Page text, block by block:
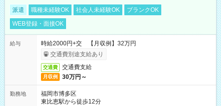
派遣 職種未経験OK 社会人未経験OK
ブランクOK
WEB登録・面接OK
給与
時給2000円+交 【月収例】32万円
交通費別途支給あり
交通費 交通費支給
月収例 30万円～
勤務地
福岡市博多区
東比恵駅から徒歩12分